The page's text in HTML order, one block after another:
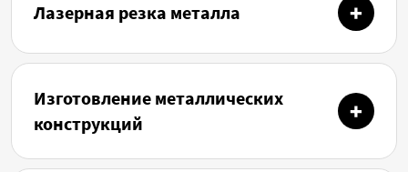
Лазерная резка металла
Изготовление металлических
конструкций